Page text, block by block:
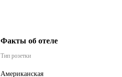
Факты об отеле
Тип розетки
Американская